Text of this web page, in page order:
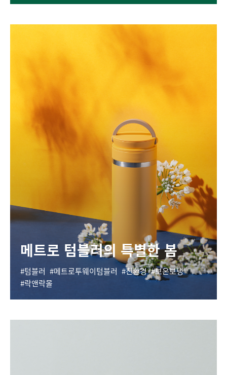
메트로 텀블러의 특별한 봄
텀블러 메트로투웨이텀블러 친환경
보온보냉
락앤락몰